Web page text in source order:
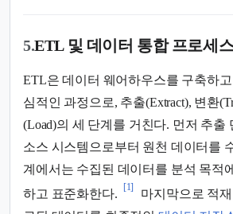
5.ETL 및 데이터 통합 프로세
ETL은 데이터 웨어하우스를 구축하
심적인 과정으로, 추출(Extract), 변환
(Load)의 세 단계를 거친다. 먼저 추출
소스 시스템으로부터 원천 데이터를
계에서는 수집된 데이터를 분석 목적
하고 표준화한다.
[1]
마지막으로 적